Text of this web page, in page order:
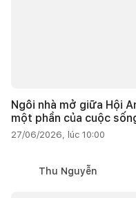
Ngôi nhà mở giữa Hội
một phần của cuộc
27/06/2026, lúc 10:00
Thu Nguyễn